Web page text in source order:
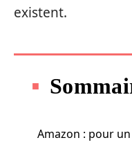
existent.
Amazon : pour